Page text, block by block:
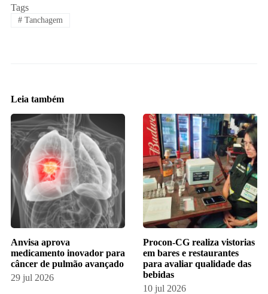
Tags
#Tanchagem
Leia também
Anvisa aprova
medicamento inovador para
câncer de pulmão avançado
29 jul 2026
Procon-CG realiza vistorias
em bares e restaurantes
para avaliar qualidade das
bebidas
10 jul 2026